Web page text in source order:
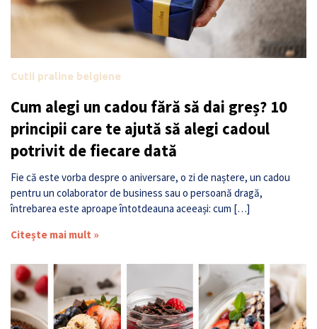
Cutii praline belgiene
Cum alegi un cadou fără să dai greș? 10
principii care te ajută să alegi cadoul
potrivit de fiecare dată
Fie că este vorba despre o aniversare, o zi de naștere, un cadou
pentru un colaborator de business sau o persoană dragă,
întrebarea este aproape întotdeauna aceeași: cum […]
Citește mai mult »